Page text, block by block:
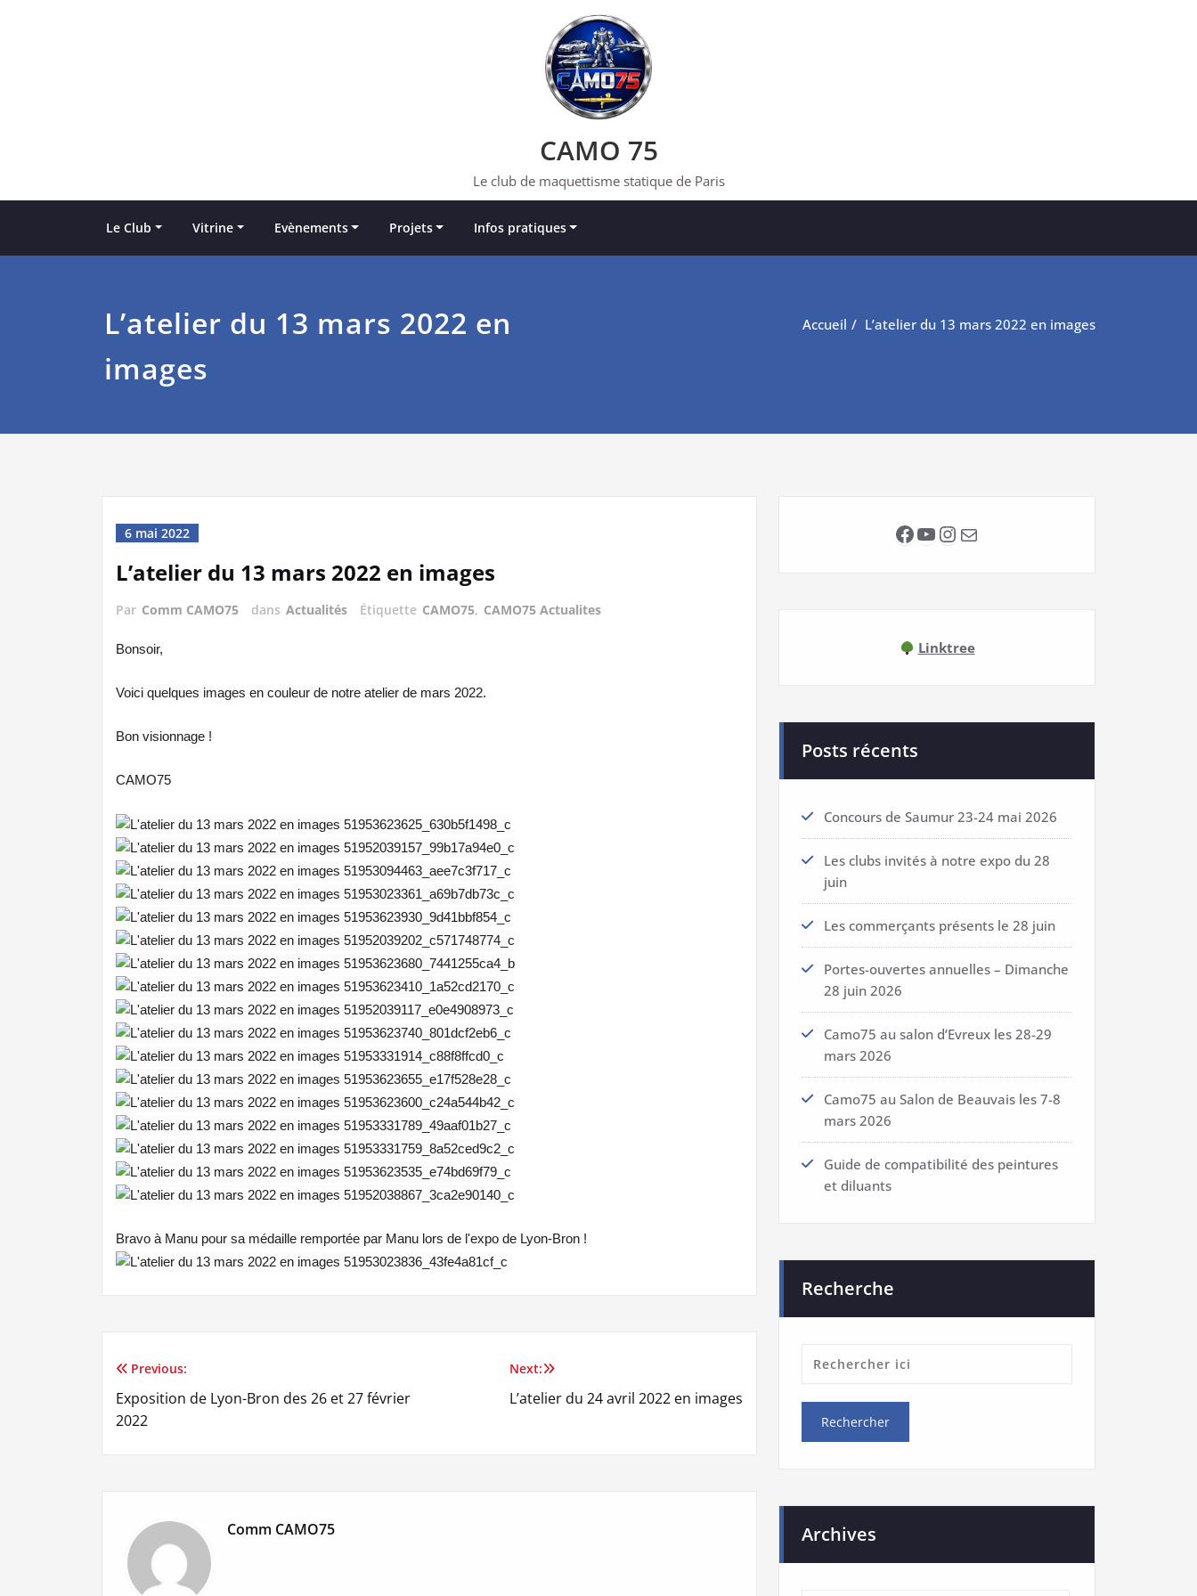
CAMO 75
Le club de maquettisme statique de Paris
Le Club Vitrine Evènements Projets Infos pratiques
L’atelier du 13 mars 2022 en
images
Accueil L’atelier du 13 mars 2022 en images
6 mai 2022
L’atelier du 13 mars 2022 en images
Par Comm CAMO75 dans Actualités Étiquette CAMO75, CAMO75 Actualites
Bonsoir,
Voici quelques images en couleur de notre atelier de mars 2022.
Bon visionnage !
CAMO75
Bravo à Manu pour sa médaille remportée par Manu lors de l'expo de Lyon-Bron !
Navigation
de
Previous:
Exposition de Lyon-Bron des 26 et 27 février
2022
Next:
L’atelier du 24 avril 2022 en images
Comm CAMO75
Facebook
YouTube
Instagram
E-mail
Linktree
Posts récents
Concours de Saumur 23-24 mai 2026
Les clubs invités à notre expo du 28
juin
Les commerçants présents le 28 juin
Portes-ouvertes annuelles – Dimanche
28 juin 2026
Camo75 au salon d’Evreux les 28-29
mars 2026
Camo75 au Salon de Beauvais les 7-8
mars 2026
Guide de compatibilité des peintures
et diluants
Recherche
Archives